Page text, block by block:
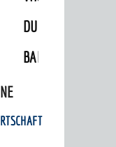
DULGER-
BAD